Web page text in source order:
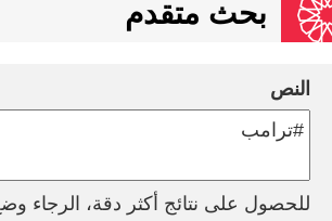
بحث متقدم
النص
للحصول على نتائج أكثر دقة، الرجاء